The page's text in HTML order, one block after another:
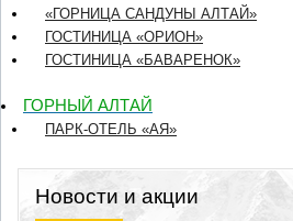
«ГОРНИЦА САНДУНЫ АЛТАЙ»
ГОСТИНИЦА «ОРИОН»
ГОСТИНИЦА «БАВАРЕНОК»
ГОРНЫЙ АЛТАЙ
ПАРК-ОТЕЛЬ «АЯ»
Новости и акции